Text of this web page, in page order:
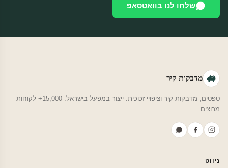
שלחו לנו בוואטסאפ
מדבקות קיר
טפטים, מדבקות קיר וציפויי זכוכית. ייצור במפעל בישראל. 15,000+ לקוחות
מרוצים.
ניווט